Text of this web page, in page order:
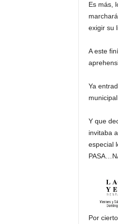
Es más,
exigir su
A este
Ya
Y que
invitaba
especial
Por